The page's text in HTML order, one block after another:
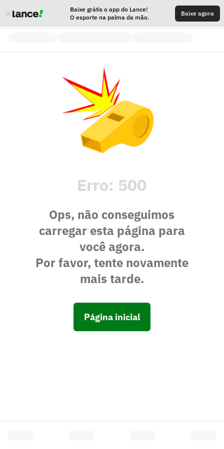
Baixe grátis o app do Lance!
O esporte na palma da mão.
Baixe agora
Erro: 500
Ops, não conseguimos
carregar esta página para
você agora.
Por favor, tente novamente
mais tarde.
Página inicial